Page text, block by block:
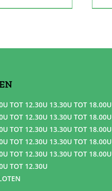
TOT 12.30U 13.30U TOT 18.00U
TOT 12.30U 13.30U TOT 18.00U
TOT 12.30U 13.30U TOT 18.00U
TOT 12.30U 13.30U TOT 18.00U
TOT 12.30U 13.30U TOT 18.00U
TOT 12.30U